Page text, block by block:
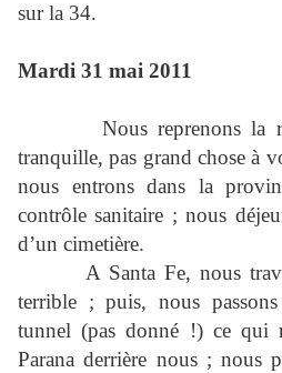
sur la 34.
Mardi 31 mai 2011
Nous reprenons
tranquille, pas grand chose à
nous entrons dans la
contrôle sanitaire ; nous
d’un cimetière.
A Santa Fe, nous
terrible ; puis, nous
tunnel (pas donné !) ce qui
Parana derrière nous ; nous